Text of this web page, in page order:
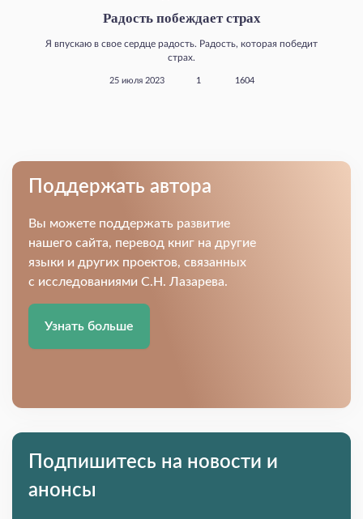
Радость побеждает страх
Я впускаю в свое сердце радость. Радость, которая победит
страх.
25 июля 2023 1 1604
Поддержать автора
Вы можете поддержать развитие
нашего сайта, перевод книг на другие
языки и других проектов, связанных
с исследованиями С.Н. Лазарева.
Узнать больше
Подпишитесь на новости и
анонсы